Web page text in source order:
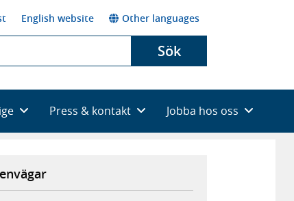
English website Other languages
Sök
Press & kontakt Jobba hos oss